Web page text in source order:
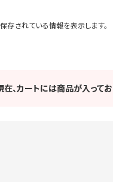
存されている情報を表示します。
在、カートには商品が入って